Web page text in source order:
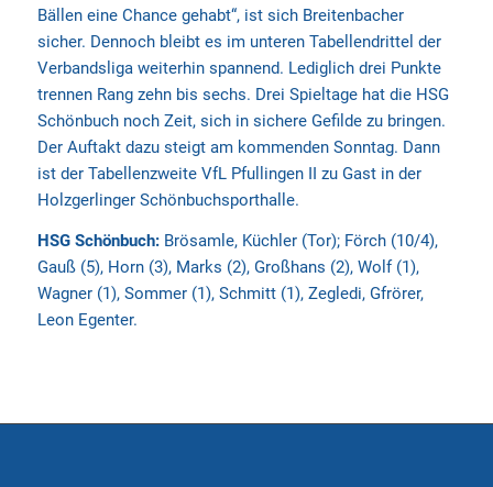
Bällen eine Chance gehabt“, ist sich Breitenbacher
sicher. Dennoch bleibt es im unteren Tabellendrittel der
Verbandsliga weiterhin spannend. Lediglich drei Punkte
trennen Rang zehn bis sechs. Drei Spieltage hat die HSG
Schönbuch noch Zeit, sich in sichere Gefilde zu bringen.
Der Auftakt dazu steigt am kommenden Sonntag. Dann
ist der Tabellenzweite VfL Pfullingen II zu Gast in der
Holzgerlinger Schönbuchsporthalle.
HSG Schönbuch: Brösamle, Küchler (Tor); Förch (10/4),
Gauß (5), Horn (3), Marks (2), Großhans (2), Wolf (1),
Wagner (1), Sommer (1), Schmitt (1), Zegledi, Gfrörer,
Leon Egenter.